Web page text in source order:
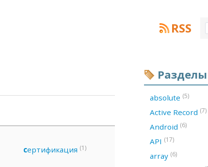
RSS
сертификация (1)
Разделы
absolute (5)
Active Record (7)
Android (6)
API (17)
array (6)